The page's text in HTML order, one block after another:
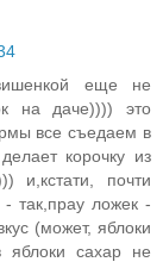
еще не
на даче)))) это
все съедаем в
корочку из
и,кстати, почти
- так,прау ложек -
(может, яблоки
яблоки сахар не